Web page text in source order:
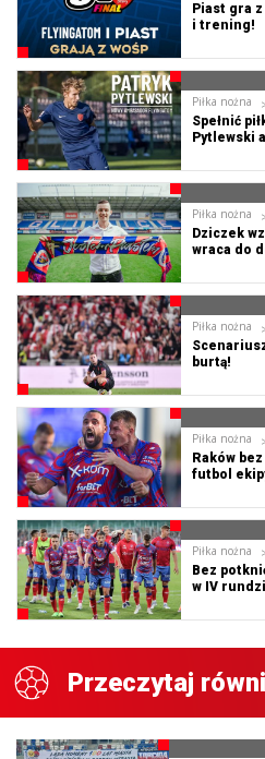
Piast gra
i trening!
Piłka nożna
Spełnić
Pytlewski
Piłka nożna
Dziczek
wraca do
Piłka nożna
burtą!
Piłka nożna
Raków
futbol
Piłka nożna
Bez
w IV
Przeczytaj